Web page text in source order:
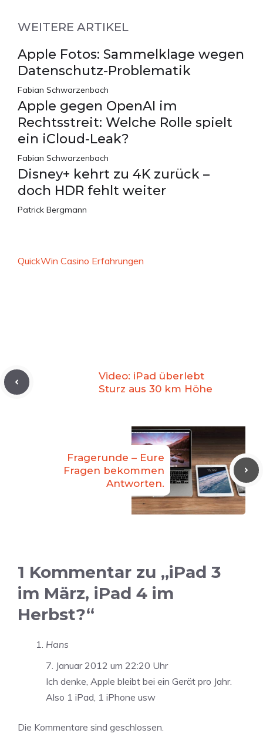
WEITERE ARTIKEL
Apple Fotos: Sammelklage wegen
Datenschutz-Problematik
Fabian Schwarzenbach
Apple gegen OpenAI im
Rechtsstreit: Welche Rolle spielt
ein iCloud-Leak?
Fabian Schwarzenbach
Disney+ kehrt zu 4K zurück –
doch HDR fehlt weiter
Patrick Bergmann
QuickWin Casino Erfahrungen
Video: iPad überlebt
Sturz aus 30 km Höhe
Fragerunde – Eure
Fragen bekommen
Antworten.
1 Kommentar zu „iPad 3
im März, iPad 4 im
Herbst?“
Hans
7. Januar 2012 um 22:20 Uhr
Ich denke, Apple bleibt bei ein Gerät pro Jahr.
Also 1 iPad, 1 iPhone usw
Die Kommentare sind geschlossen.